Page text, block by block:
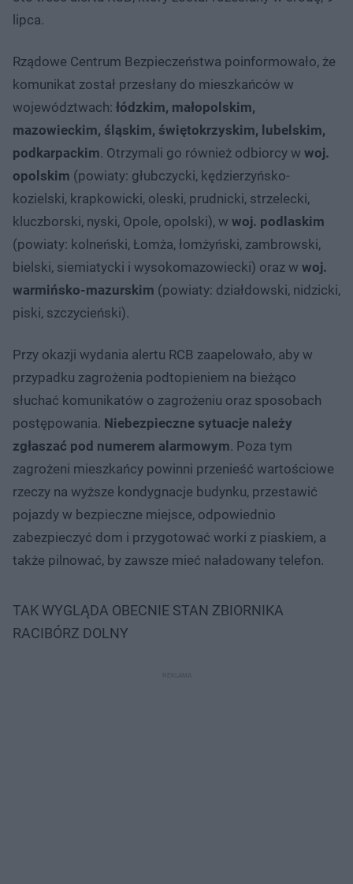
lipca.
Rządowe Centrum Bezpieczeństwa poinformowało, że
komunikat został przesłany do mieszkańców w
województwach: łódzkim, małopolskim,
mazowieckim, śląskim, świętokrzyskim, lubelskim,
podkarpackim. Otrzymali go również odbiorcy w woj.
opolskim (powiaty: głubczycki, kędzierzyńsko-
kozielski, krapkowicki, oleski, prudnicki, strzelecki,
kluczborski, nyski, Opole, opolski), w woj. podlaskim
(powiaty: kolneński, Łomża, łomżyński, zambrowski,
bielski, siemiatycki i wysokomazowiecki) oraz w woj.
warmińsko-mazurskim (powiaty: działdowski, nidzicki,
piski, szczycieński).
Przy okazji wydania alertu RCB zaapelowało, aby w
przypadku zagrożenia podtopieniem na bieżąco
słuchać komunikatów o zagrożeniu oraz sposobach
postępowania. Niebezpieczne sytuacje należy
zgłaszać pod numerem alarmowym. Poza tym
zagrożeni mieszkańcy powinni przenieść wartościowe
rzeczy na wyższe kondygnacje budynku, przestawić
pojazdy w bezpieczne miejsce, odpowiednio
zabezpieczyć dom i przygotować worki z piaskiem, a
także pilnować, by zawsze mieć naładowany telefon.
TAK WYGLĄDA OBECNIE STAN ZBIORNIKA
RACIBÓRZ DOLNY